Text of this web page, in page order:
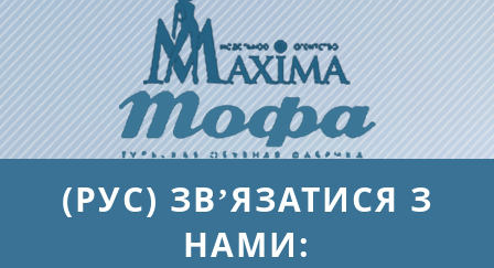
(РУС) ЗВ’ЯЗАТИСЯ З
НАМИ: